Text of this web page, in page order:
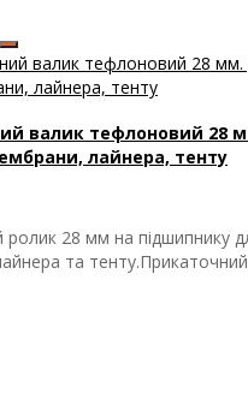
валик тефлоновий 28
лайнера, тенту
28 мм на підшипнику
та